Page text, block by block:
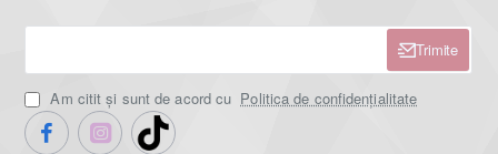
Trimite
Am citit şi sunt de acord cu Politica de confidențialitate